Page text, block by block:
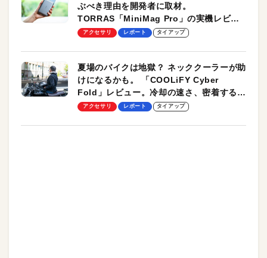
ぶべき理由を開発者に取材。
TORRAS「MiniMag Pro」の実機レビュ
ーも
アクセサリ レポート タイアップ
夏場のバイクは地獄？ ネッククーラーが助
けになるかも。 「COOLiFY Cyber
Fold」レビュー。冷却の速さ、密着する冷
却プレート、シンプルな操作性がグッド！
アクセサリ レポート タイアップ